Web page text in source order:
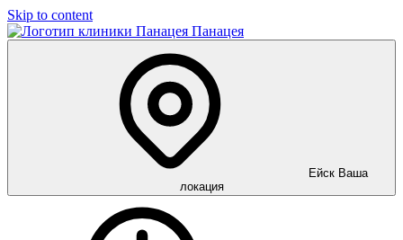
Skip to content
Панацея
Ейск Ваша
локация